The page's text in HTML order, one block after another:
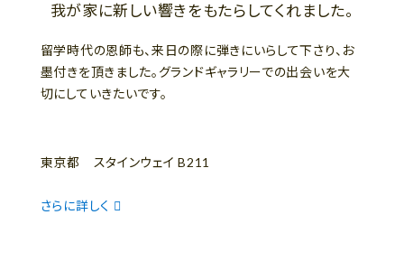
我が家に新しい響きをもたらしてくれました。
留学時代の恩師も、来日の際に弾きにいらして下さり、お
墨付きを頂きました。グランドギャラリーでの出会いを大
切にしていきたいです。
東京都 スタインウェイ B211
さらに詳しく